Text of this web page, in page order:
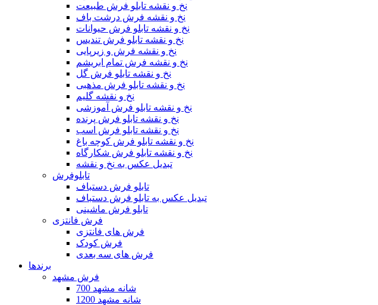
نخ و نقشه تابلو فرش طبیعت
نخ و نقشه فرش درشت باف
نخ و نقشه تابلو فرش حیوانات
نخ و نقشه تابلو فرش تندیس
نخ و نقشه فرش و زیرپایی
نخ و نقشه فرش تمام ابریشم
نخ و نقشه تابلو فرش گل
نخ و نقشه تابلو فرش مذهبی
نخ و نقشه گلیم
نخ و نقشه تابلو فرش آموزشی
نخ و نقشه تابلو فرش پرنده
نخ و نقشه تابلو فرش اسب
نخ و نقشه تابلو فرش کوچه باغ
نخ و نقشه تابلو فرش شکارگاه
تبدیل عکس به نخ و نقشه
تابلوفرش
تابلو فرش دستباف
تبدیل عکس به تابلو فرش دستباف
تابلو فرش ماشینی
فرش فانتزی
فرش های فانتزی
فرش کودک
فرش های سه بعدی
برندها
فرش مشهد
700 شانه مشهد
1200 شانه مشهد